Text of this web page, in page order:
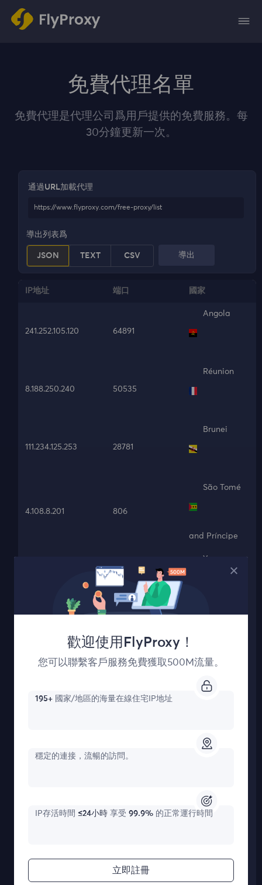
免費代理名單
免費代理是代理公司爲用戶提供的免費服務。每
30分鐘更新一次。
通過URL加載代理
https://www.flyproxy.com/free-proxy/list
導出列表爲
JSON TEXT CSV 導出
IP地址 端口 國家
241.252.105.120 64891
Angola
8.188.250.240 50535
Réunion
111.234.125.253 28781
Brunei
4.108.8.201 806
São Tomé
and Príncipe
41721
Yemen
45652
Tunisia
142.5.231.253 37096
82.212.255.181 14467
194.8.91.0 11758
4.142.254.253 44119
歡迎使用FlyProxy！
您可以聯繫客戶服務免費獲取500M流量。
195+國家/地區的海量在線住宅IP地址
穩定的連接，流暢的訪問。
IP存活時間 ≤24小時享受 99.9%的正常運行時間
立即註冊